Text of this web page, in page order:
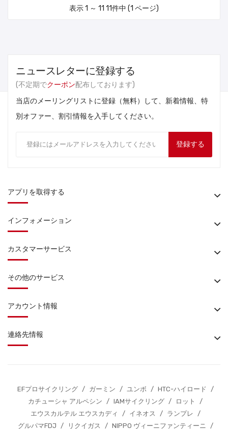
表示 1 ～ 11 11件中 (1 ページ)
ニュースレターに登録する
(不定期でクーポン配布しております)
当店のメーリングリストに登録（無料）して、新着情報、特
別オファー、割引情報を入手してください。
登録する
アプリを取得する
インフォメーション
カスタマーサービス
その他のサービス
アカウント情報
連絡先情報
EFプロサイクリング / ガーミン / ユンボ / HTC-ハイロード
/
カチューシャ アルペシン
/ IAMサイクリング / ロット
/
エウスカルテル エウスカディ
/ イネオス / ランプレ
/
グルパマFDJ
/ リクイガス / NIPPO ヴィーニファンティーニ /